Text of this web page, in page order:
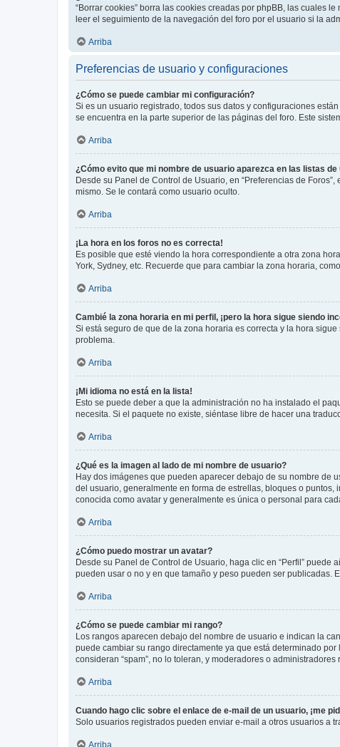
“Borrar cookies” borra las cookies creadas por phpBB, las cuales
leer el seguimiento de la navegación del foro por el usuario si la
Arriba
Preferencias de usuario y configuraciones
¿Cómo se puede cambiar mi configuración?
Si es un usuario registrado, todos sus datos y configuraciones
se encuentra en la parte superior de las páginas del foro. Este
Arriba
¿Cómo evito que mi nombre de usuario aparezca en las listas
Desde su Panel de Control de Usuario, en “Preferencias de Foros”,
mismo. Se le contará como usuario oculto.
Arriba
¡La hora en los foros no es correcta!
Es posible que esté viendo la hora correspondiente a otra zona
York, Sydney, etc. Recuerde que para cambiar la zona horaria,
Arriba
Cambié la zona horaria en mi perfil, ¡pero la hora sigue siendo
Si está seguro de que de la zona horaria es correcta y la hora
problema.
Arriba
¡Mi idioma no está en la lista!
Esto se puede deber a que la administración no ha instalado el
necesita. Si el paquete no existe, siéntase libre de hacer una
Arriba
¿Qué es la imagen al lado de mi nombre de usuario?
Hay dos imágenes que pueden aparecer debajo de su nombre de
del usuario, generalmente en forma de estrellas, bloques o
conocida como avatar y generalmente es única o personal para
Arriba
¿Cómo puedo mostrar un avatar?
Desde su Panel de Control de Usuario, haga clic en “Perfil”
pueden usar o no y en que tamaño y peso pueden ser publicadas.
Arriba
¿Cómo se puede cambiar mi rango?
Los rangos aparecen debajo del nombre de usuario e indican la
puede cambiar su rango directamente ya que está determinado
consideran “spam”, no lo toleran, y moderadores o
Arriba
Cuando hago clic sobre el enlace de e-mail de un usuario, ¡me
Solo usuarios registrados pueden enviar e-mail a otros usuarios a
Arriba